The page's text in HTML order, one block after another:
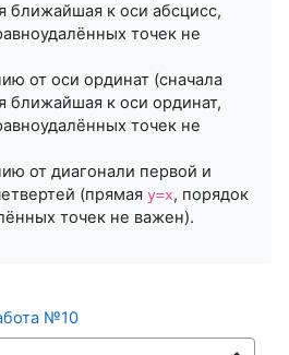
ближайшая к оси абсцисс,
точек не
от оси ординат (сначала
ближайшая к оси ординат,
точек не
от диагонали первой и
(прямая y=x, порядок
точек не важен).
№10